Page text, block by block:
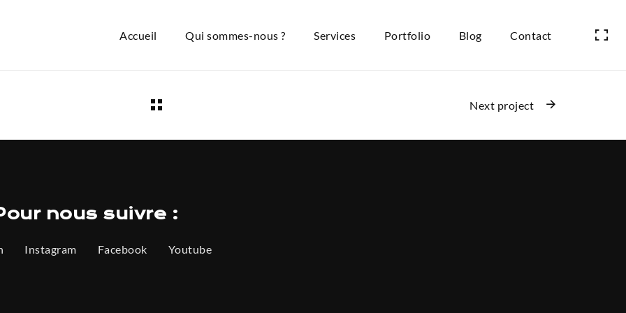
Accueil Qui sommes-nous ? Services Portfolio Blog Contact
Next project
nous suivre :
Instagram Facebook Youtube